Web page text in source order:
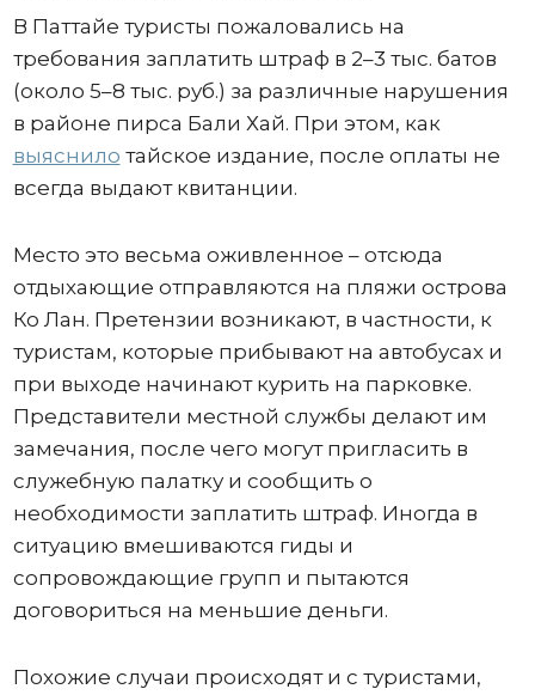
В Паттайе туристы пожаловались на
требования заплатить штраф в 2–3 тыс. батов
(около 5–8 тыс. руб.) за различные нарушения
в районе пирса Бали Хай. При этом, как
выяснило тайское издание, после оплаты не
всегда выдают квитанции.
Место это весьма оживленное – отсюда
отдыхающие отправляются на пляжи острова
Ко Лан. Претензии возникают, в частности, к
туристам, которые прибывают на автобусах и
при выходе начинают курить на парковке.
Представители местной службы делают им
замечания, после чего могут пригласить в
служебную палатку и сообщить о
необходимости заплатить штраф. Иногда в
ситуацию вмешиваются гиды и
сопровождающие групп и пытаются
договориться на меньшие деньги.
Похожие случаи происходят и с туристами,